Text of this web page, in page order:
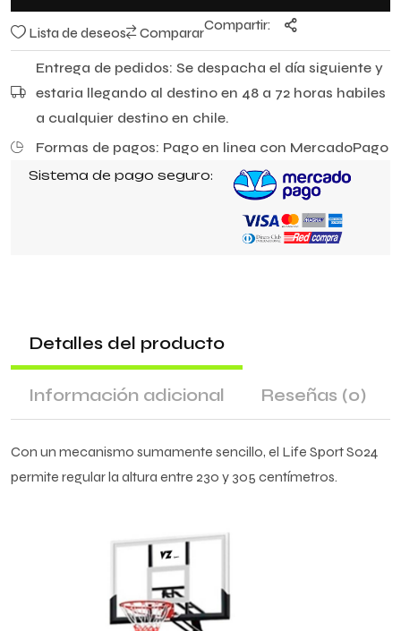
Lista de deseos CompararCompartir:
Entrega de pedidos: Se despacha el día siguiente y
estaria llegando al destino en 48 a 72 horas habiles
a cualquier destino en chile.
Formas de pagos: Pago en linea con MercadoPago
Sistema de pago seguro:
Detalles del producto
Información adicional Reseñas (0)
Con un mecanismo sumamente sencillo, el Life Sport S024
permite regular la altura entre 230 y 305 centímetros.